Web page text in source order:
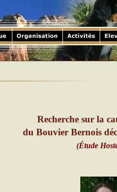
Recherche sur la
du Bouvier Bernois
(Étude